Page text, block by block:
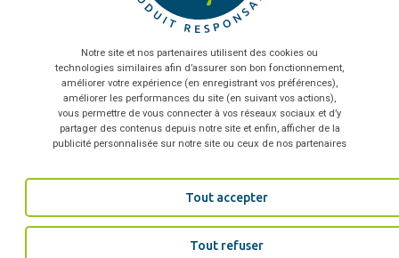
Le label EquuRES Produit Responsable me guide pour anticiper les
futures évolutions réglementaires (affichage environnemental, éco-
Commentcandidater au label ?
informations saisies soient exploitées dans le cadre de la
relation commerciale qui peut en découler
TÉLÉCHARGER
Notre site et nos partenaires utilisent des cookies ou
technologies similaires afin d’assurer son bon fonctionnement,
améliorer votre expérience (en enregistrant vos préférences),
améliorer les performances du site (en suivant vos actions),
vous permettre de vous connecter à vos réseaux sociaux et d’y
partager des contenus depuis notre site et enfin, afficher de la
publicité personnalisée sur notre site ou ceux de nos partenaires
Tout accepter
Tout refuser